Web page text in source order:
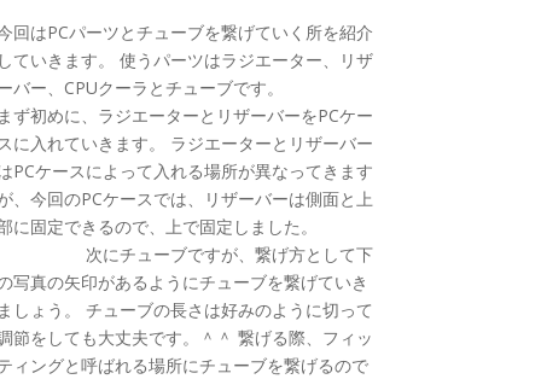
回はPCパーツとチューブを繋げていく所を紹介
していきます。 使うパーツはラジエーター、リザ
バー、CPUクーラとチューブです。
まず初めに、ラジエーターとリザーバーをPCケー
に入れていきます。 ラジエーターとリザーバー
PCケースによって入れる場所が異なってきます
、今回のPCケースでは、リザーバーは側面と上
に固定できるので、上で固定しました。
次にチューブですが、繋げ方として下
写真の矢印があるようにチューブを繋げていき
ましょう。 チューブの長さは好みのように切って
節をしても大丈夫です。＾＾ 繋げる際、フィッ
ィングと呼ばれる場所にチューブを繋げるので